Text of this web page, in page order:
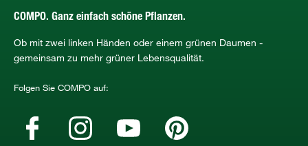
COMPO. Ganz einfach schöne Pflanzen.
Ob mit zwei linken Händen oder einem grünen Daumen -
gemeinsam zu mehr grüner Lebensqualität.
Folgen Sie COMPO auf: